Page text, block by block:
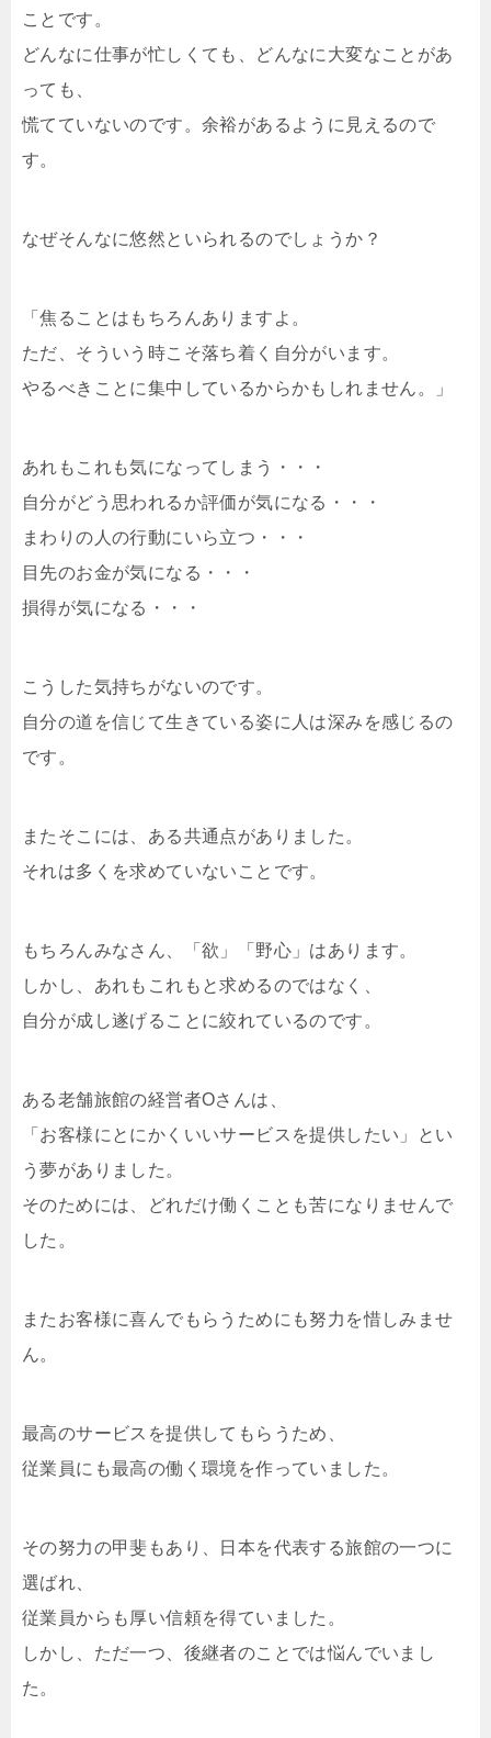
ことです。
どんなに仕事が忙しくても、どんなに大変なことがあ
っても、
慌てていないのです。余裕があるように見えるので
す。
なぜそんなに悠然といられるのでしょうか？
「焦ることはもちろんありますよ。
ただ、そういう時こそ落ち着く自分がいます。
やるべきことに集中しているからかもしれません。」
あれもこれも気になってしまう・・・
自分がどう思われるか評価が気になる・・・
まわりの人の行動にいら立つ・・・
目先のお金が気になる・・・
損得が気になる・・・
こうした気持ちがないのです。
自分の道を信じて生きている姿に人は深みを感じるの
です。
またそこには、ある共通点がありました。
それは多くを求めていないことです。
もちろんみなさん、「欲」「野心」はあります。
しかし、あれもこれもと求めるのではなく、
自分が成し遂げることに絞れているのです。
ある老舗旅館の経営者Oさんは、
「お客様にとにかくいいサービスを提供したい」とい
う夢がありました。
そのためには、どれだけ働くことも苦になりませんで
した。
またお客様に喜んでもらうためにも努力を惜しみませ
ん。
最高のサービスを提供してもらうため、
従業員にも最高の働く環境を作っていました。
その努力の甲斐もあり、日本を代表する旅館の一つに
選ばれ、
従業員からも厚い信頼を得ていました。
しかし、ただ一つ、後継者のことでは悩んでいまし
た。